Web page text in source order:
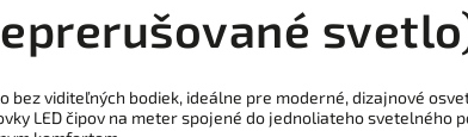
bez viditeľných bodiek, ideálne pre moderné, dizajnové
LED čipov na meter spojené do jednoliateho svetelného